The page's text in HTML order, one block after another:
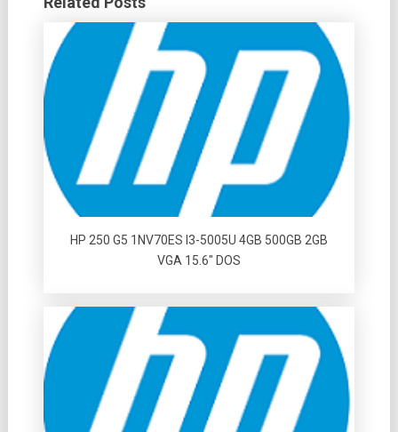
HP 250 G5 1NV70ES I3-5005U 4GB 500GB 2GB
VGA 15.6″ DOS